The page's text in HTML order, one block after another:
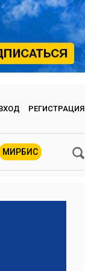
РЕГИСТРАЦИЯ
МИРБИС